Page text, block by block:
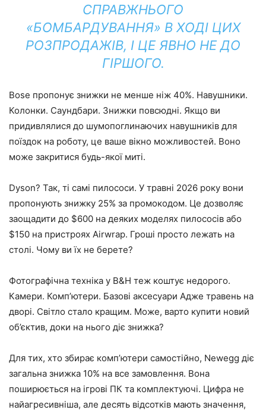
СПРАВЖНЬОГО
«БОМБАРДУВАННЯ» В ХОДІ ЦИХ
РОЗПРОДАЖІВ, І ЦЕ ЯВНО НЕ ДО
ГІРШОГО.
Bose пропонує знижки не менше ніж 40%. Навушники.
Колонки. Саундбари. Знижки повсюдні. Якщо ви
придивлялися до шумопоглинаючих навушників для
поїздок на роботу, це ваше вікно можливостей. Воно
може закритися будь-якої миті.
Dyson? Так, ті самі пилососи. У травні 2026 року вони
пропонують знижку 25% за промокодом. Це дозволяє
заощадити до $600 на деяких моделях пилососів або
$150 на пристроях Airwrap. Гроші просто лежать на
столі. Чому ви їх не берете?
Фотографічна техніка у B&H теж коштує недорого.
Камери. Комп’ютери. Базові аксесуари Адже травень на
дворі. Світло стало кращим. Може, варто купити новий
об’єктив, доки на нього діє знижка?
Для тих, хто збирає комп’ютери самостійно, Newegg діє
загальна знижка 10% на все замовлення. Вона
поширюється на ігрові ПК та комплектуючі. Цифра не
найагресивніша, але десять відсотків мають значення,